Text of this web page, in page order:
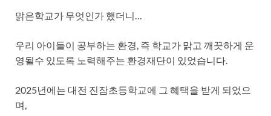
맑은학교가 무엇인가 했더니…
우리 아이들이 공부하는 환경, 즉 학교가 맑고 깨끗하게 운
영될수 있도록 노력해주는 환경재단이 있었습니다.
2025년에는 대전 진잠초등학교에 그 혜택을 받게 되었으
며,